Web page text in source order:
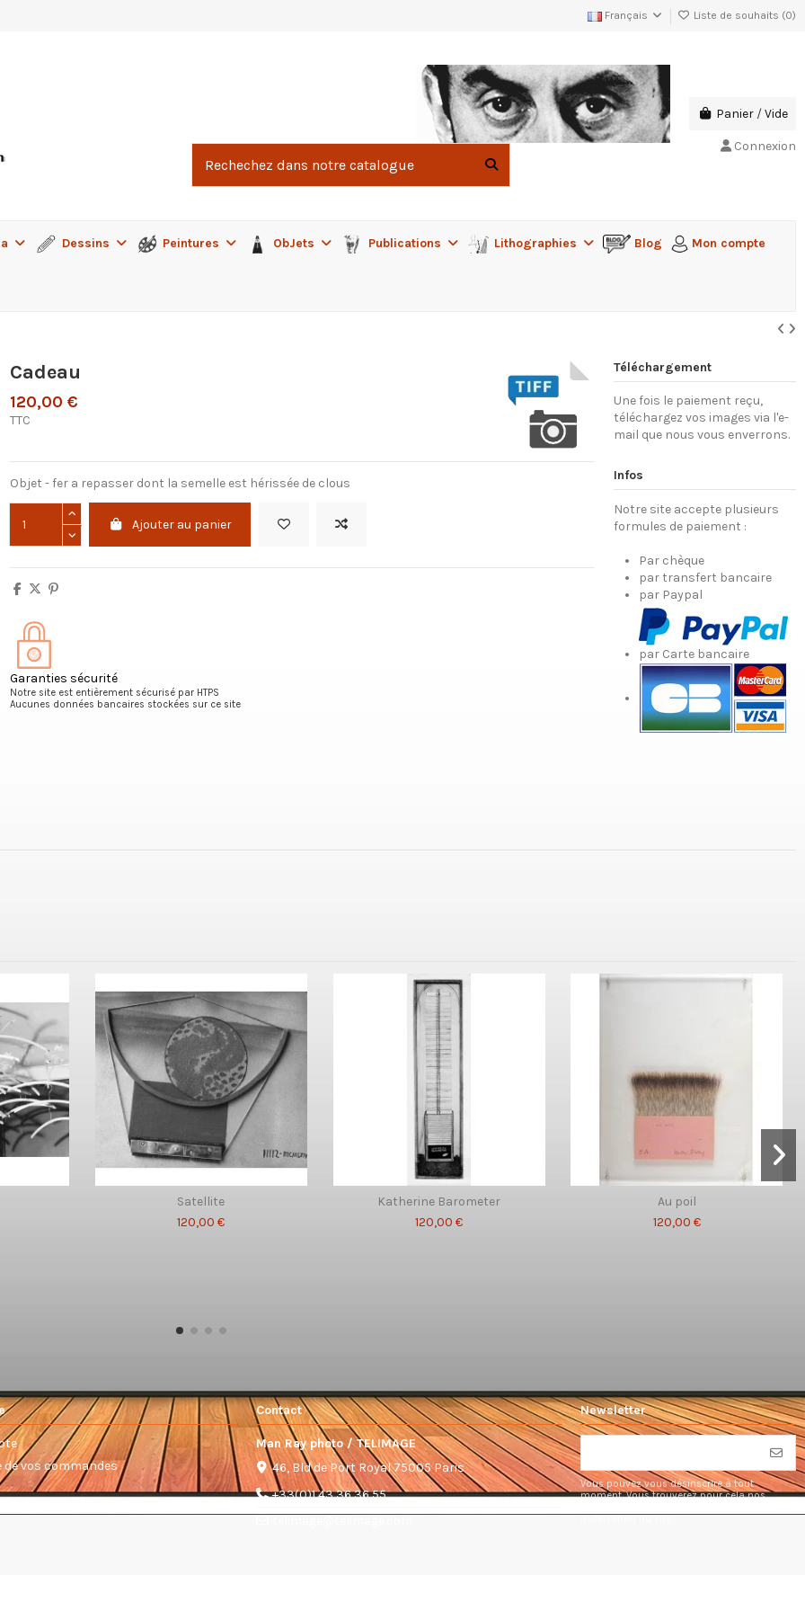
Français Liste de souhaits (0)
Panier /Vide
Connexion
Dessins Peintures ObJets Publications Lithographies Blog Mon compte
Cadeau
120,00 €
TTC
Objet - fer a repasser dont la semelle est hérissée de clous
Ajouter au panier
Garanties sécurité
Notre site est entièrement sécurisé par HTPS
Aucunes données bancaires stockées sur ce site
Téléchargement
Une fois le paiement reçu,
téléchargez vos images via l'e-
mail que nous vous enverrons.
Infos
Notre site accepte plusieurs
formules de paiement :
Par chèque
par transfert bancaire
par Paypal
par Carte bancaire
Satellite
120,00 €
Katherine Barometer
120,00 €
Au poil
120,00 €
de vos commandes
Contact
Man Ray photo / TELIMAGE
46, Bld de Port Royal 75005 Paris
+33(0)1 43 36 36 55
Newsletter
Vous pouvez vous désinscrire à tout
moment. Vous trouverez pour cela nos
d'utilisation du site.